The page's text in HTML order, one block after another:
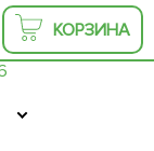
КОРЗИНА